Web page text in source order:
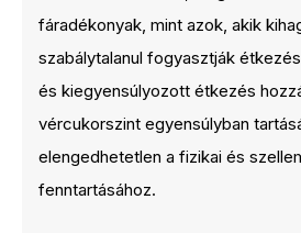
fáradékonyak, mint azok, akik
szabálytalanul fogyasztják
és kiegyensúlyozott étkezés
vércukorszint egyensúlyban
elengedhetetlen a fizikai és
fenntartásához.